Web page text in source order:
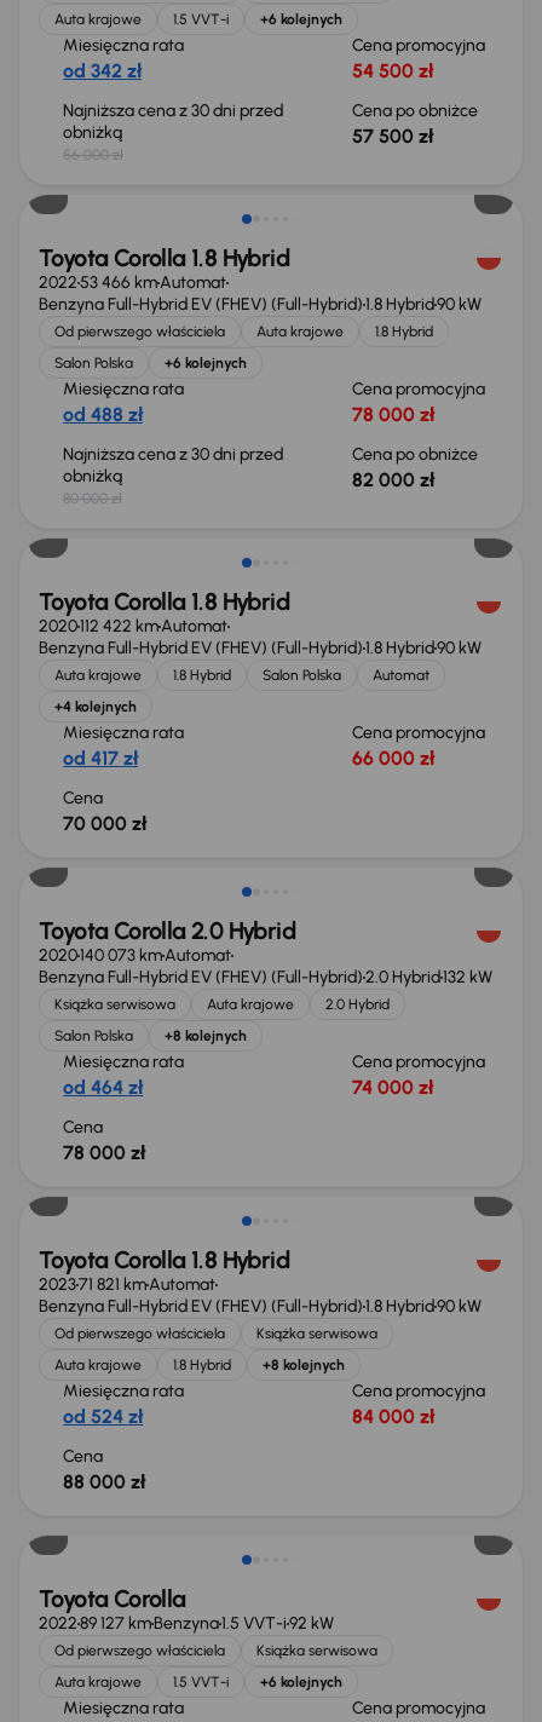
Auta krajowe
1.5 VVT-i +6 kolejnych
Miesięczna rata
od 342 zł
Cena promocyjna
54 500 zł
Najniższa cena z 30 dni przed
obniżką
56 000 zł
Cena po obniżce
57 500 zł
Możliwość odliczenia VAT
Toyota Corolla 1.8 Hybrid
202253 466 kmAutomat
Benzyna Full-Hybrid EV (FHEV) (Full-Hybrid)1.8 Hybrid90 kW
Od pierwszego właściciela Auta krajowe
1.8 Hybrid
Salon Polska
+6 kolejnych
Miesięczna rata
od 488 zł
Cena promocyjna
78 000 zł
Najniższa cena z 30 dni przed
obniżką
80 000 zł
Cena po obniżce
82 000 zł
Toyota Corolla 1.8 Hybrid
2020112 422 kmAutomat
Benzyna Full-Hybrid EV (FHEV) (Full-Hybrid)1.8 Hybrid90 kW
Auta krajowe 1.8 Hybrid Salon Polska
Automat
+4 kolejnych
Miesięczna rata
od 417 zł
Cena promocyjna
66 000 zł
Cena
70 000 zł
Toyota Corolla 2.0 Hybrid
2020140 073 kmAutomat
Benzyna Full-Hybrid EV (FHEV) (Full-Hybrid)2.0 Hybrid132 kW
Książka serwisowa Auta krajowe
2.0 Hybrid
Salon Polska
+8 kolejnych
Miesięczna rata
od 464 zł
Cena promocyjna
74 000 zł
Cena
78 000 zł
Możliwość odliczenia VAT
Toyota Corolla 1.8 Hybrid
202371 821 kmAutomat
Benzyna Full-Hybrid EV (FHEV) (Full-Hybrid)1.8 Hybrid90 kW
Od pierwszego właściciela
Książka serwisowa
Auta krajowe
1.8 Hybrid +8 kolejnych
Miesięczna rata
od 524 zł
Cena promocyjna
84 000 zł
Cena
88 000 zł
Toyota Corolla
202289 127 kmBenzyna1.5 VVT-i92 kW
Od pierwszego właściciela
Książka serwisowa
Auta krajowe
1.5 VVT-i +6 kolejnych
Miesięczna rata Cena promocyjna